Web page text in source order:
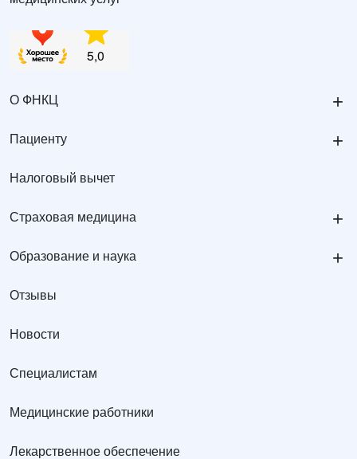
О ФНКЦ +
Пациенту +
Налоговый вычет
Страховая медицина +
Образование и наука +
Отзывы
Новости
Специалистам
Медицинские работники
Лекарственное обеспечение